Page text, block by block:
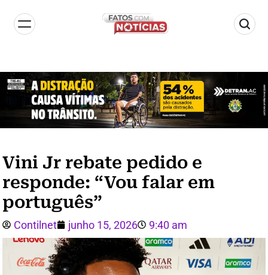
Vini Jr rebate pedido e
responde: “Vou falar em
português”
Contilnet junho 15, 2026 9:40 am